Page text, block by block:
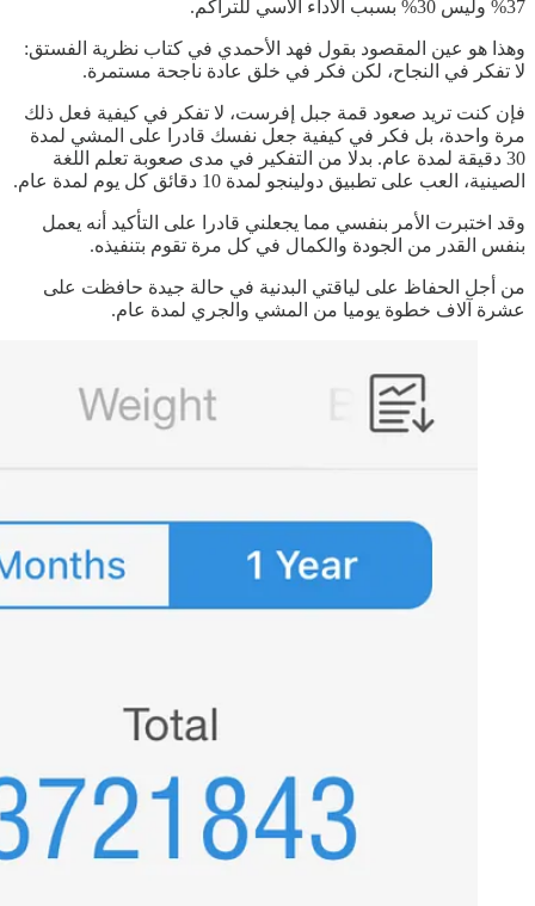
37% وليس 30% بسبب الأداء الأسي للتراكم.
وهذا هو عين المقصود بقول فهد الأحمدي في كتاب نظرية الفستق:
لا تفكر في النجاح، لكن فكر في خلق عادة ناجحة مستمرة.
فإن كنت تريد صعود قمة جبل إفرست، لا تفكر في كيفية فعل ذلك
مرة واحدة، بل فكر في كيفية جعل نفسك قادرا على المشي لمدة
30 دقيقة لمدة عام. بدلا من التفكير في مدى صعوبة تعلم اللغة
الصينية، العب على تطبيق دولينجو لمدة 10 دقائق كل يوم لمدة عام.
وقد اختبرت الأمر بنفسي مما يجعلني قادرا على التأكيد أنه يعمل
بنفس القدر من الجودة والكمال في كل مرة تقوم بتنفيذه.
من أجل الحفاظ على لياقتي البدنية في حالة جيدة حافظت على
عشرة آلاف خطوة يوميا من المشي والجري لمدة عام.